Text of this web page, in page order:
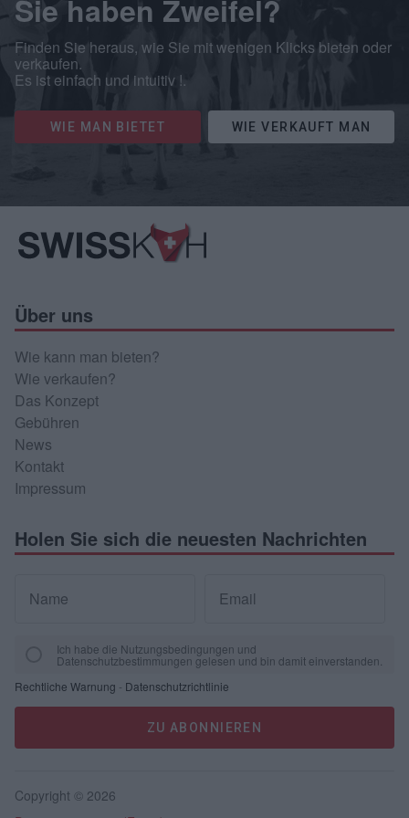
Sie haben Zweifel?
Finden Sie heraus, wie Sie mit wenigen Klicks bieten oder
verkaufen.
Es ist einfach und intuitiv !.
WIE MAN BIETET WIE VERKAUFT MAN
Über uns
Wie kann man bieten?
Wie verkaufen?
Das Konzept
Gebühren
News
Kontakt
Impressum
Holen Sie sich die neuesten Nachrichten
Name Email
Ich habe die Nutzungsbedingungen und
Datenschutzbestimmungen gelesen und bin damit einverstanden.
Rechtliche Warnung - Datenschutzrichtlinie
ZU ABONNIEREN
Copyright © 2026